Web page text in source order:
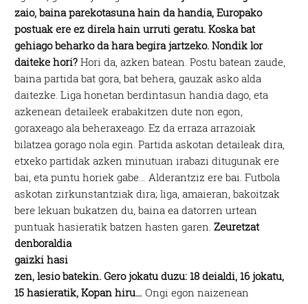
zaio, baina parekotasuna hain da handia, Europako
postuak ere ez direla hain urruti geratu. Koska bat
gehiago beharko da hara begira jartzeko. Nondik lor
daiteke hori? Hori da, azken batean. Postu batean zaude,
baina partida bat gora, bat behera, gauzak asko alda
daitezke. Liga honetan berdintasun handia dago, eta
azkenean detaileek erabakitzen dute non egon,
goraxeago ala beheraxeago. Ez da erraza arrazoiak
bilatzea gorago nola egin. Partida askotan detaileak dira,
etxeko partidak azken minutuan irabazi ditugunak ere
bai, eta puntu horiek gabe… Alderantziz ere bai. Futbola
askotan zirkunstantziak dira; liga, amaieran, bakoitzak
bere lekuan bukatzen du, baina ea datorren urtean
puntuak hasieratik batzen hasten garen.Zeuretzat
denboraldia
gaizki hasi
zen, lesio batekin. Gero jokatu duzu: 18 deialdi, 16 jokatu,
15 hasieratik, Kopan hiru…Ongi egon naizenean